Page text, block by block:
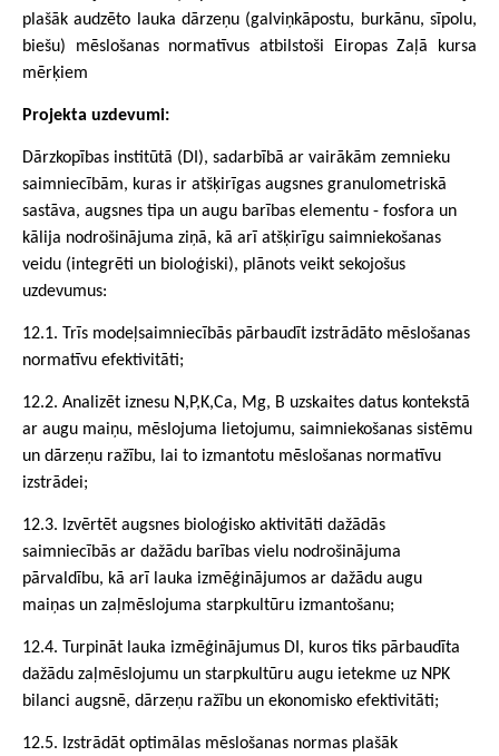
plašāk audzēto lauka dārzeņu (galviņkāpostu, burkānu, sīpolu,
biešu) mēslošanas normatīvus atbilstoši Eiropas Zaļā kursa
mērķiem
Projekta uzdevumi:
Dārzkopības institūtā (DI), sadarbībā ar vairākām zemnieku
saimniecībām, kuras ir atšķirīgas augsnes granulometriskā
sastāva, augsnes tipa un augu barības elementu - fosfora un
kālija nodrošinājuma ziņā, kā arī atšķirīgu saimniekošanas
veidu (integrēti un bioloģiski), plānots veikt sekojošus
uzdevumus:
12.1. Trīs modeļsaimniecībās pārbaudīt izstrādāto mēslošanas
normatīvu efektivitāti;
12.2. Analizēt iznesu N,P,K,Ca, Mg, B uzskaites datus kontekstā
ar augu maiņu, mēslojuma lietojumu, saimniekošanas sistēmu
un dārzeņu ražību, lai to izmantotu mēslošanas normatīvu
izstrādei;
12.3. Izvērtēt augsnes bioloģisko aktivitāti dažādās
saimniecībās ar dažādu barības vielu nodrošinājuma
pārvaldību, kā arī lauka izmēģinājumos ar dažādu augu
maiņas un zaļmēslojuma starpkultūru izmantošanu;
12.4. Turpināt lauka izmēģinājumus DI, kuros tiks pārbaudīta
dažādu zaļmēslojumu un starpkultūru augu ietekme uz NPK
bilanci augsnē, dārzeņu ražību un ekonomisko efektivitāti;
12.5. Izstrādāt optimālas mēslošanas normas plašāk